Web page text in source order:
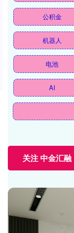
公积金
机器人
电池
AI
关注 中金汇融